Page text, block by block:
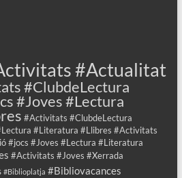
#Actualitat
#ClubdeLectura
#Joves #Lectura
#Activitats #ClubdeLectura
#Literatura #Llibres #Activitats
#jocs #Joves #Lectura #Literatura
#Activitats #Joves #Xerrada
#Biblioplatja #Bibliovacances